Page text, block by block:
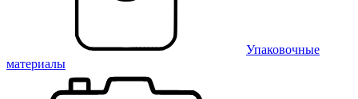
Упаковочные
материалы